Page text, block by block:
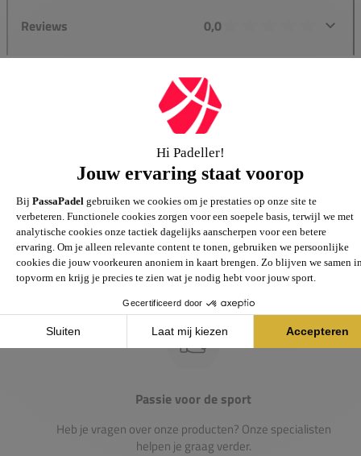
Reviews 0,0
Groot assortiment
Gigantisch assortiment met meer dan 21.000+
artikelen
Passie voor de sport
Heb je vragen over onze producten? Onze specialisten
helpen je graag verder.